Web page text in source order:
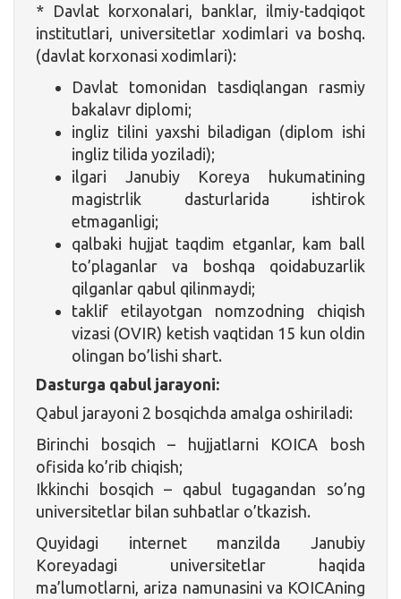
* Davlat korxonalari, banklar, ilmiy-tadqiqot
institutlari, universitetlar xodimlari va boshq.
(davlat korxonasi xodimlari):
Davlat tomonidan tasdiqlangan rasmiy
bakalavr diplomi;
ingliz tilini yaxshi biladigan (diplom ishi
ingliz tilida yoziladi);
ilgari Janubiy Koreya hukumatining
magistrlik dasturlarida ishtirok
etmaganligi;
qalbaki hujjat taqdim etganlar, kam ball
to’plaganlar va boshqa qoidabuzarlik
qilganlar qabul qilinmaydi;
taklif etilayotgan nomzodning chiqish
vizasi (OVIR) ketish vaqtidan 15 kun oldin
olingan bo’lishi shart.
Dasturga qabul jarayoni:
Qabul jarayoni 2 bosqichda amalga oshiriladi:
Birinchi bosqich – hujjatlarni KOICA bosh
ofisida ko’rib chiqish;
Ikkinchi bosqich – qabul tugagandan so’ng
universitetlar bilan suhbatlar o’tkazish.
Quyidagi internet manzilda Janubiy
Koreyadagi universitetlar haqida
ma’lumotlarni, ariza namunasini va KOICAning